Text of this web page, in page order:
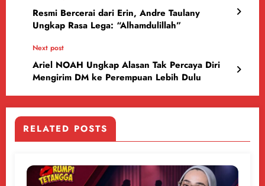
Resmi Bercerai dari Erin, Andre Taulany
Ungkap Rasa Lega: “Alhamdulillah”
Next post
Ariel NOAH Ungkap Alasan Tak Percaya Diri
Mengirim DM ke Perempuan Lebih Dulu
RELATED POSTS